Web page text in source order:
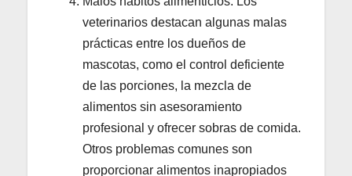
veterinarios destacan algunas malas
prácticas entre los dueños de
mascotas, como el control deficiente
de las porciones, la mezcla de
alimentos sin asesoramiento
profesional y ofrecer sobras de comida.
Otros problemas comunes son
proporcionar alimentos inapropiados